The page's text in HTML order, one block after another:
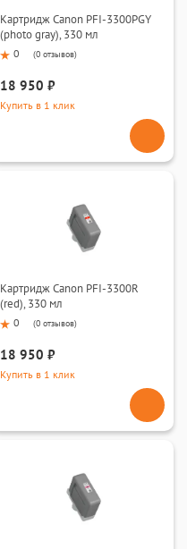
Картридж Canon PFI-3300PGY
(photo gray), 330 мл
0 (0 отзывов)
18 950 ₽
Купить в 1 клик
Картридж Canon PFI-3300R
(red), 330 мл
0 (0 отзывов)
18 950 ₽
Купить в 1 клик